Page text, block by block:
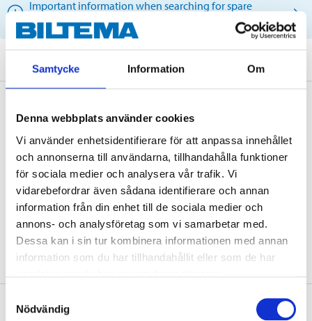
Samtycke Information Om
Denna webbplats använder cookies
Vi använder enhetsidentifierare för att anpassa innehållet
och annonserna till användarna, tillhandahålla funktioner
för sociala medier och analysera vår trafik. Vi
vidarebefordrar även sådana identifierare och annan
information från din enhet till de sociala medier och
annons- och analysföretag som vi samarbetar med.
Dessa kan i sin tur kombinera informationen med annan
information som du har tillhandahållit eller som de har
Nödvändig
Important information when searching for spare
parts by reg. number and service recommendations.
Technical specifications
Bore size
38 mm
Thickness
9 mm (brake disc)
About the manufacturer